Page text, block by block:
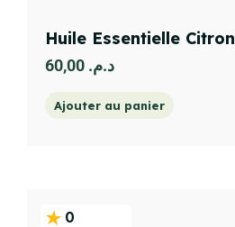
Huile Essentielle Citron
د.م.
Ajouter au panier
0